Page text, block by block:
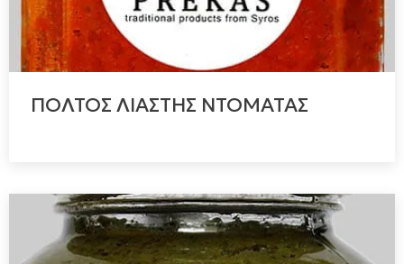
ΠΟΛΤΟΣ ΛΙΑΣΤΗΣ ΝΤΟΜΑΤΑΣ